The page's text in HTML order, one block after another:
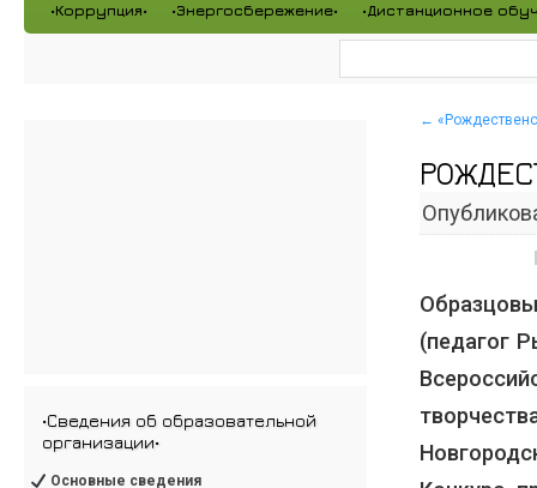
•Коррупция• •Энергосбережение• •Дистанционное
←
(педагог
•Сведения об образовательной
организации•
Основные сведения